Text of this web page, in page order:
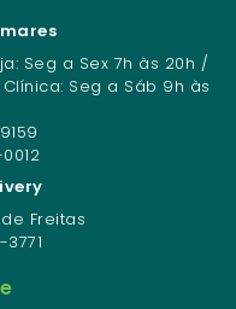
Seg a Sex 7h às 20h /
Seg a Sáb 9h às
Freitas